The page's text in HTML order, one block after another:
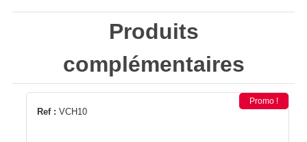
Produits
complémentaires
Ref : VCH10
Promo !